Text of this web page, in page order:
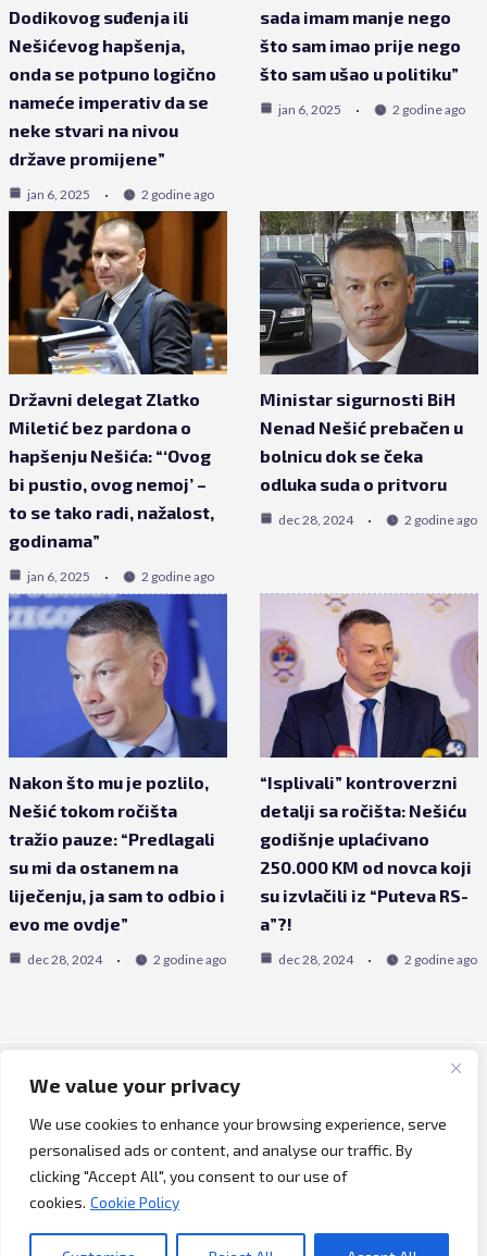
We value your privacy
We use cookies to enhance your browsing experience, serve
personalised ads or content, and analyse our traffic. By
clicking "Accept All", you consent to our use of
cookies. Cookie Policy
Dodikovog suđenja ili
Nešićevog hapšenja,
onda se potpuno logično
nameće imperativ da se
neke stvari na nivou
države promijene”
jan 6, 2025 2 godine ago
sada imam manje nego
što sam imao prije nego
što sam ušao u politiku”
jan 6, 2025 2 godine ago
Državni delegat Zlatko
Miletić bez pardona o
hapšenju Nešića: “‘Ovog
bi pustio, ovog nemoj’ –
to se tako radi, nažalost,
godinama”
jan 6, 2025 2 godine ago
Ministar sigurnosti BiH
Nenad Nešić prebačen u
bolnicu dok se čeka
odluka suda o pritvoru
dec 28, 2024 2 godine ago
Nakon što mu je pozlilo,
Nešić tokom ročišta
tražio pauze: “Predlagali
su mi da ostanem na
liječenju, ja sam to odbio i
evo me ovdje”
dec 28, 2024 2 godine ago
“Isplivali” kontroverzni
detalji sa ročišta: Nešiću
godišnje uplaćivano
250.000 KM od novca koji
su izvlačili iz “Puteva RS-
a”?!
dec 28, 2024 2 godine ago
Copyright © 2026 Bh Dijaspora.
O nama
Marketing
Uslovi korištenja